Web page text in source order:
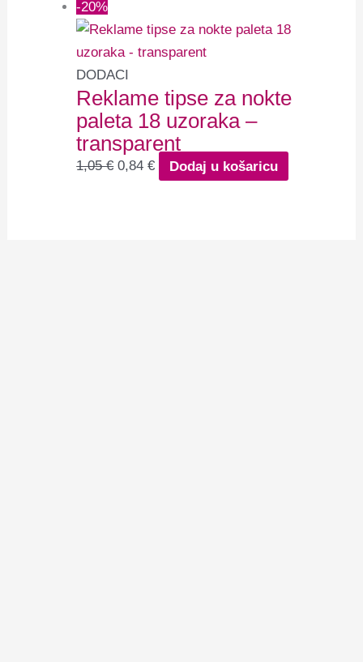
-20%
DODACI
Reklame tipse za nokte
paleta 18 uzoraka –
transparent
1,05€ 0,84€ Dodaj u košaricu